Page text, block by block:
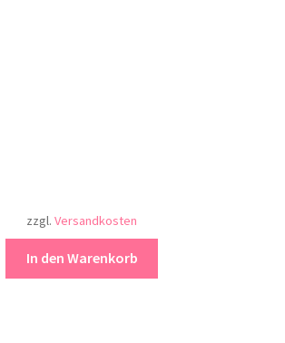
zzgl. Versandkosten
In den Warenkorb